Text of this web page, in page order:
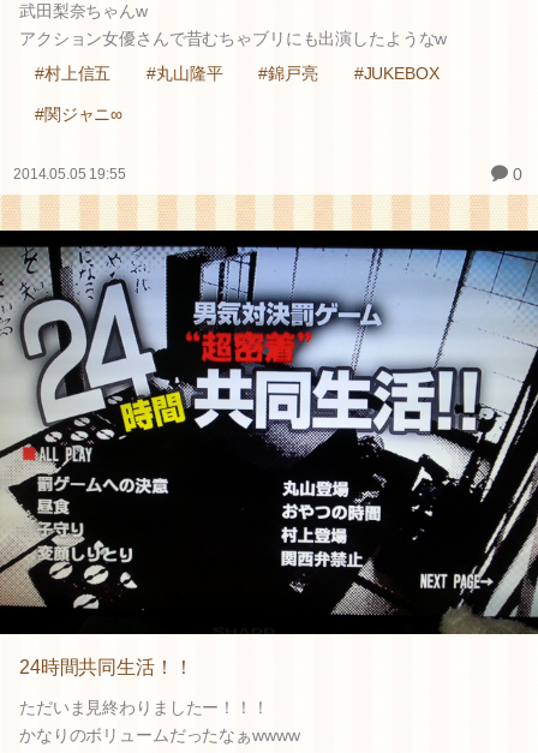
武田梨奈ちゃんw
アクション女優さんで昔むちゃブリにも出演したようなw
#村上信五
#丸山隆平 #錦戸亮 #JUKEBOX
#関ジャニ∞
2014.05.05 19:55 0
24時間共同生活！！
ただいま見終わりましたー！！！
かなりのボリュームだったなぁwwww